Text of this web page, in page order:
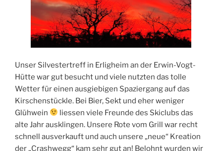
Unser Silvestertreff in Erligheim an der Erwin-Vogt-
Hütte war gut besucht und viele nutzten das tolle
Wetter für einen ausgiebigen Spaziergang auf das
Kirschenstückle. Bei Bier, Sekt und eher weniger
Glühwein
liessen viele Freunde des Skiclubs das
alte Jahr ausklingen. Unsere Rote vom Grill war recht
schnell ausverkauft und auch unsere „neue“ Kreation
der „Crashwegg“ kam sehr gut an! Belohnt wurden wir